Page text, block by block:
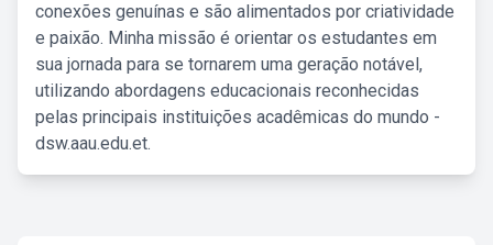
conexões genuínas e são alimentados por criatividade
e paixão. Minha missão é orientar os estudantes em
sua jornada para se tornarem uma geração notável,
utilizando abordagens educacionais reconhecidas
pelas principais instituições acadêmicas do mundo -
dsw.aau.edu.et.